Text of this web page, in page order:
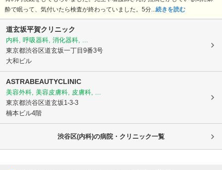
酔で眠って、気付いたら検査が終わっていました。5分...続きを読む
道玄坂平賀クリニック
内科, 呼吸器科, 消化器科, ...
東京都渋谷区道玄坂一丁目9番3号
大和ビル
ASTRABEAUTYCLINIC
美容外科, 美容皮膚科, 皮膚科, ...
東京都渋谷区道玄坂1-3-3
楠本ビル4階
渋谷区(内科)の病院・クリニック一覧